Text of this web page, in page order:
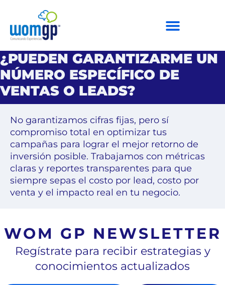
¿PUEDEN GARANTIZARME UN
NÚMERO ESPECÍFICO DE
VENTAS O LEADS?
No garantizamos cifras fijas, pero sí
compromiso total en optimizar tus
campañas para lograr el mejor retorno de
inversión posible. Trabajamos con métricas
claras y reportes transparentes para que
siempre sepas el costo por lead, costo por
venta y el impacto real en tu negocio.
WOM GP NEWSLETTER
Regístrate para recibir estrategias y
conocimientos actualizados